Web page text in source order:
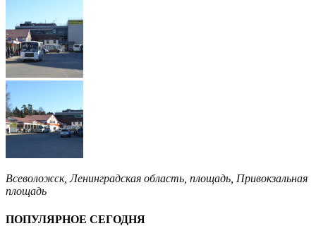
Всеволожск,Ленинградская область площадь Привокзальная
площадь
ПОПУЛЯРНОЕ СЕГОДНЯ